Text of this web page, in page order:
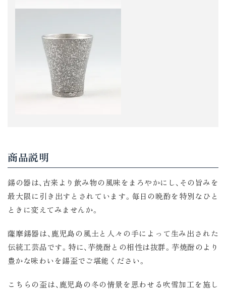
商品説明
錫の器は、古来より飲み物の風味をまろやかにし、その旨みを
最大限に引き出すとされています。毎日の晩酌を特別なひと
ときに変えてみませんか。
薩摩錫器は、鹿児島の風土と人々の手によって生み出された
伝統工芸品です。特に、芋焼酎との相性は抜群。芋焼酎のより
豊かな味わいを錫盃でご堪能ください。
こちらの盃は、鹿児島の冬の情景を思わせる吹雪加工を施し